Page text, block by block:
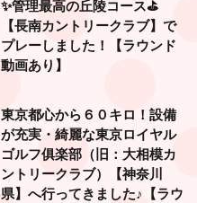
✨管理最高の丘陵コース⛳️
【長南カントリークラブ】で
プレーしました！【ラウンド
動画あり】
東京都心から６０キロ！設備
が充実・綺麗な東京ロイヤル
ゴルフ俱楽部（旧：大相模カ
ントリークラブ）【神奈川
県】へ行ってきました♪【ラウ